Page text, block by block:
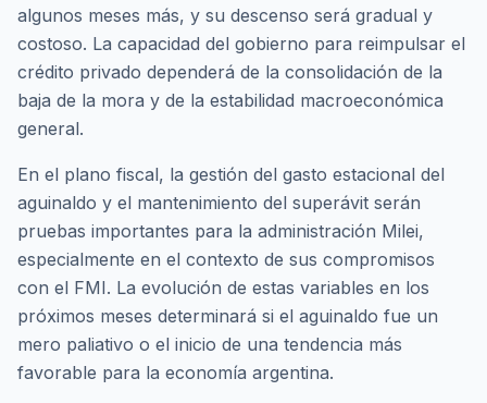
algunos meses más, y su descenso será gradual y
costoso. La capacidad del gobierno para reimpulsar el
crédito privado dependerá de la consolidación de la
baja de la mora y de la estabilidad macroeconómica
general.
En el plano fiscal, la gestión del gasto estacional del
aguinaldo y el mantenimiento del superávit serán
pruebas importantes para la administración Milei,
especialmente en el contexto de sus compromisos
con el FMI. La evolución de estas variables en los
próximos meses determinará si el aguinaldo fue un
mero paliativo o el inicio de una tendencia más
favorable para la economía argentina.